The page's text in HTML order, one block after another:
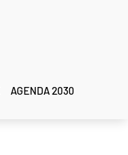
AGENDA 2030